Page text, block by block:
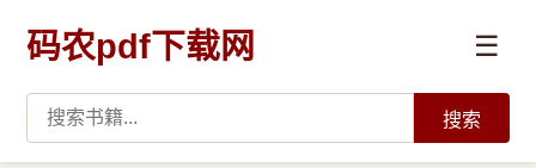
码农pdf下载网 ☰
搜索